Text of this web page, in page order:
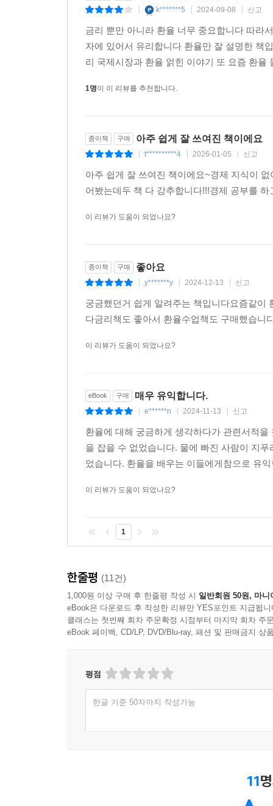
k*******5 2024-09-08 신고
금리 뿐만 아니라 환율 너무 중요합니다 따라
자에 있어서 유리합니다 환율만 잘 설명한 책
리 국제시장과 환율 얽힌 이야기 또 요즘 환
1명이 이 리뷰를 추천합니다.
종이책 구매 아주 쉽게 잘 쓰여진 책이에요
t**********4 2026-01-05 신고
아주 쉽게 잘 쓰여진 책이에요~경제 지식이
어봤는데두 책 다 강추합니다!!!경제 공부를
이 리뷰가 도움이 되었나요?
종이책 구매 좋아요
y*******y 2024-12-13 신고
궁금했던거 쉽게 알려주는 책입니다요즘같이
다금리책도 좋아서 환율수업책도 구매했습
이 리뷰가 도움이 되었나요?
eBook 구매 매우 유익합니다.
e******n 2024-11-13 신고
환율에 대해 궁금하게 생각하다가 관련서적
을 잡을 수 없었습니다. 물에 빠진 사람이 지
었습니다. 환율을 배우는 이들에게참으로 유
이 리뷰가 도움이 되었나요?
1
한줄평 (11건)
1,000원 이상 구매 후 한줄평 작성 시 일반회원 50원, 마니
eBook은 다운로드 후 작성한 리뷰만 YES포인트 지급됩니
클래스는 첫번째 회차 주문확정 시점부터 마지막 회차 주
eBook 페이백, CD/LP, DVD/Blu-ray, 패션 및 판매금지 상
평점
한글 기준 50자까지 작성가능
11